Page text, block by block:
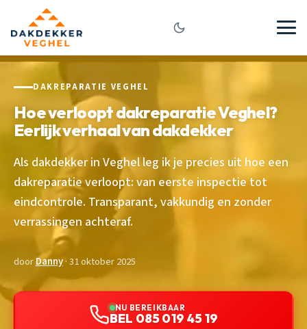
DAKREPARATIE VEGHEL
Hoe verloopt dakreparatie Veghel?
Eerlijk verhaal van dakdekker
Als dakdekker in Veghel leg ik je precies uit hoe een
dakreparatie verloopt: van eerste inspectie tot
eindcontrole. Transparant, vakkundig en zonder
verrassingen achteraf.
doorDanny· 31 oktober 2025
NU BEREIKBAAR
BEL 085 019 45 19